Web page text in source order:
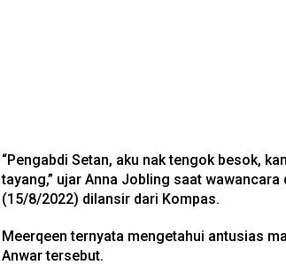
“Pengabdi Setan, aku nak tengok besok,
tayang,” ujar Anna Jobling saat
(15/8/2022) dilansir dari Kompas.
Meerqeen ternyata mengetahui antusias
Anwar tersebut.